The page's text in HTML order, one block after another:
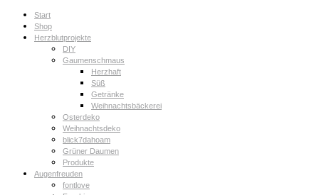
Start
Shop
Herzblutprojekte
DIY
Gaumenschmaus
Herzhaft
Süß
Getränke
Weihnachtsbäckerei
Osterdeko
Weihnachtsdeko
blick7dahoam
Grüner Daumen
Produkte
Augenfreuden
fontlove